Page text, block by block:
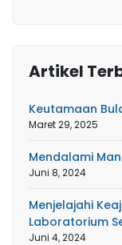
Artikel
Keutamaan
Maret 29, 2025
Mendalami
Juni 8, 2024
Menjelajahi
Laboratorium
Juni 4, 2024